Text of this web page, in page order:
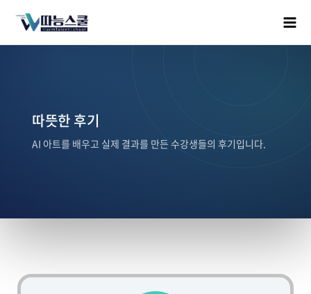
따뜻한 후기
AI 아트를 배우고 실제 결과를 만든 수강생들의 후기입니다.